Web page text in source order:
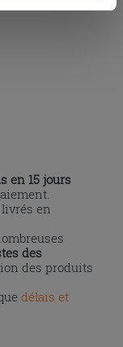
cliquez iciou
en 15 jours
en
des
des produits
délais et